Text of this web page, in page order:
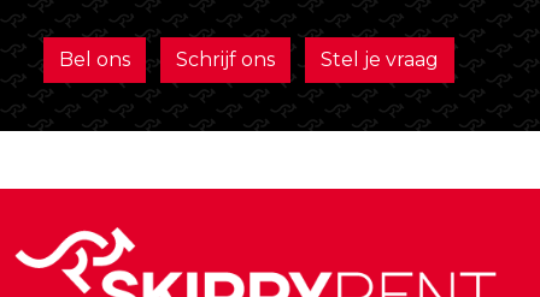
Bel ons Schrijf ons Stel je vraag